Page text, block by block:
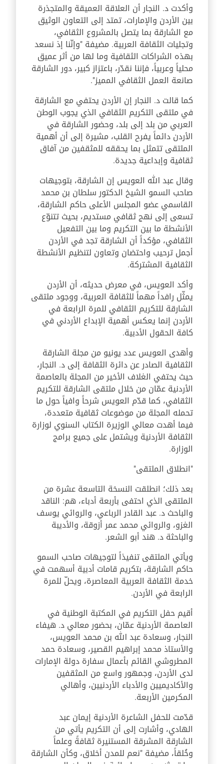
وأكدت د. النجار أن العلاقة العميقة والمتجذرة
بين الأردن والإمارات، تمتد إلى التعاون الوثيق
مع الشارقة بما يتصل بالمشروع الثقافي،
وتجليات الثقافة العربية. مضيفة "وإنّنا إذ نسعد
بهذه الشراكات الثقافية وما لها من أثر عميق
محلياً وعربياً، فإننا نقدّر، باعتزاز كبير، دور الشارقة
صانعة العمل الثقافي المميز".
كما قالت د. النجار إن الأردن يحتفي مع الشارقة
في ملتقى التكريم الثقافي الذي يجوب الوطن
العربي من بلد إلى بلد، وحضور الشارقة في
الأردن دائماً يفرح القلب، مشيرة إلى أن أهمية
الملتقى تتمثل بما يحققه للمثقفين من آفاق
ثقافية وإبداعية جديدة.
وقال عبد الله العويس إن الشارقة، بتوجيهات
صاحب السمو الشيخ الدكتور سلطان بن محمد
القاسمي عضو المجلس الأعلى حاكم الشارقة،
تسعى إلى نهج ثقافي مستديم، بحيث تتنوّع
الأنشطة ما بين التكريم وما بين التفعيل
الثقافي، مؤكداً أن الشارقة تجد في الأردن
أجمل ترحيب واحتضان وتعاون لتنظيم الأنشطة
الثقافية المشتركة.
وأكد العويس، في معرض حديثه، أن الأردن
يمثّل رافداً مهماً للثقافة العربية، ووجود ملتقى
الشارقة للتكريم الثقافي للمرة الرابعة في
الأردن إنما يعكس أهمية الإبداع الأردني في
كافة الحقول الأدبية.
وأهدى العويس عدد يونيو من مجلة الشارقة
الثقافية الصادر عن دائرة الثقافة إلى د. النجار،
حيث يحتفي الغلاف الأخير من المجلة بالعاصمة
الأردنية عمّان من خلال ملتقى الشارقة للتكريم
الثقافي، كما قدّم العويس شرحاً وافياً حول ما
تحمله المجلة من موضوعات ثقافية متعددة،
فيما أهدت معالي الوزيرة الكتاب السنوي لوزارة
الثقافة الأردنية ويشتمل على جميع برامج
الوزارة.
"انطلاق الملتقى"
بعد ذلك؛ انطلقت النسخة التاسعة عشرة من
الملتقى الذي احتفى بأربعة أدباء، هم: الناقد
والباحث د. عبد القادر الرباعي، والروائي يوسف
الغزو، والروائي محمد عمر أزوقة، والأديبة
والباحثة د. هند أبو الشعر.
ويأتي الملتقى تنفيذاً لتوجيهات صاحب السمو
حاكم الشارقة، بتكريم قامات أدبية أسهمت في
خدمة الثقافة العربية المعاصرة، ويحلّ للمرة
الرابعة في الأردن.
أقيم حفل التكريم في المكتبة الوطنية في
العاصمة الأردنية عمّان، بحضور معالي د. هيفاء
النجار، وسعادة عبد الله بن محمد العويس،
والأستاذ محمد إبراهيم القصير، وسعادة حمد
المطروشي القائم بأعمال سفارة دولة الإمارات
لدى الأردن، وجمهور واسع من المثقفين
والأكاديميين والأدباء الأردنيين، وأهالي
المكرمين الأربعة.
قدّمت للحفل الشاعرة الأردنية إيمان عبد
الهادي، وأشارت إلى أن التكريم يأتي من
الشارقة المشرقة المستنيرة ثقافةً وعلماً
وخُلقاً، مضيفة "نعم للمدن أخلاق، وكأن الشارقة